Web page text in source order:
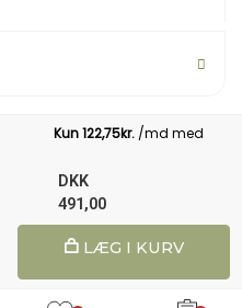
DKK
491,00
LÆG I KURV
1